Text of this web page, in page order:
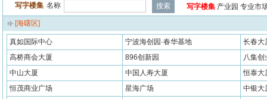
写字楼集 名称 写字楼集 产业园 专业市
[海曙区]
真如国际中心 宁波海创园·春华基地
长春大
高桥商会大厦
896创新园
八集创
中山大厦
中国人寿大厦
恒泰大
恒茂商业广场
星海广场
中银大